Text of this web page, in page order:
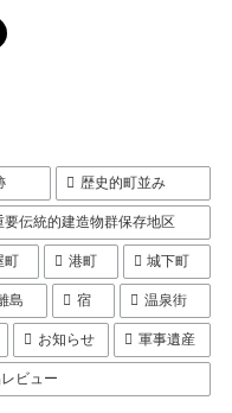
歴史的町並み
要伝統的建造物群保存地区
町 港町 城下町
島 宿 温泉街
お知らせ 軍事遺産
ビュー